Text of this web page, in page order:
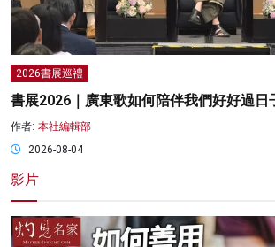
2026書展巡禮
書展2026｜廣東歌如何陪伴我們好好過日
作者: 本社編輯部
2026-08-04
影片